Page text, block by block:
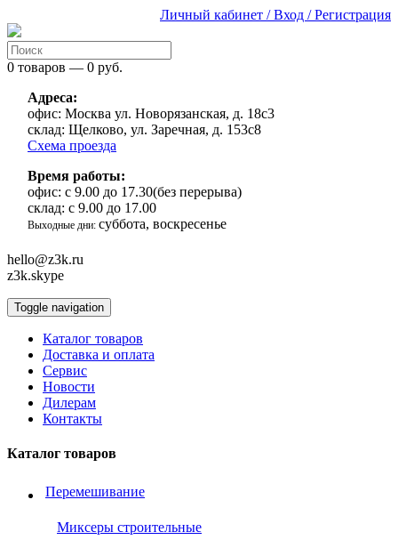
Личный кабинет / Вход / Регистрация
0 товаров — 0 руб.
Адреса:
офис: Москва ул. Новорязанская, д. 18с3
склад: Щелково, ул. Заречная, д. 153с8
Схема проезда
Время работы:
офис: с 9.00 до 17.30(без перерыва)
склад: с 9.00 до 17.00
Выходные дни: суббота, воскресенье
hello@z3k.ru
z3k.skype
Toggle navigation
Каталог товаров
Доставка и оплата
Сервис
Новости
Дилерам
Контакты
Каталог товаров
Перемешивание
Миксеры строительные